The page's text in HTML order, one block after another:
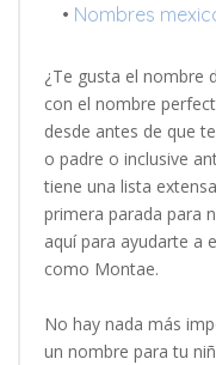
• Nombres
¿Te gusta el nombre
con el nombre
desde antes de que
o padre o inclusive
tiene una lista
primera parada para
aquí para ayudarte a
como Montae.
No hay nada más
un nombre para tu